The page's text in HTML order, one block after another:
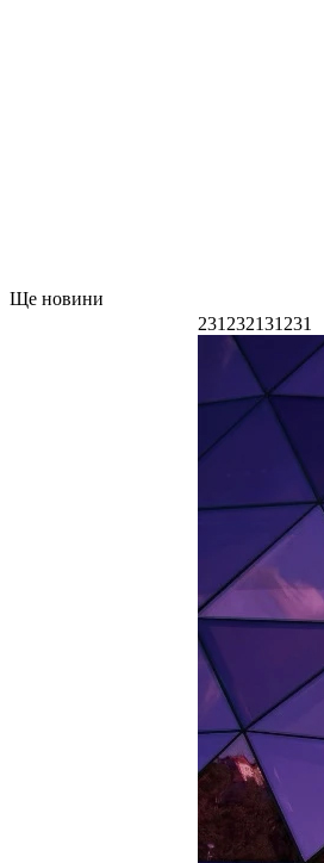
Ще новини
231232131231